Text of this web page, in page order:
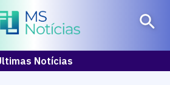
Notícias